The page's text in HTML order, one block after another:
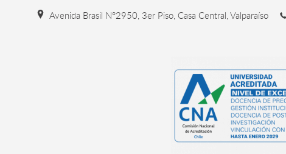
Avenida Brasil N°2950, 3er Piso, Casa Central, Valparaíso